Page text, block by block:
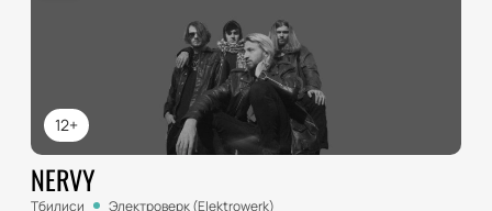
12+
NERVY
Тбилиси Электроверк (Elektrowerk)